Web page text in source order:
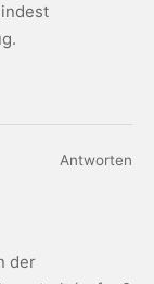
der
Antworten